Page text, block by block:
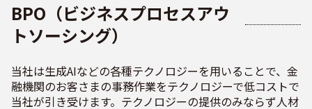
BPO（ビジネスプロセスアウ
トソーシング）
当社は生成AIなどの各種テクノロジーを用いることで、金
融機関のお客さまの事務作業をテクノロジーで低コストで
当社が引き受けます。テクノロジーの提供のみならず人材